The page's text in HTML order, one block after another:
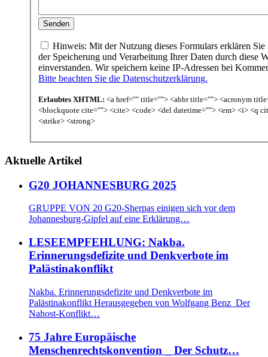
Hinweis: Mit der Nutzung dieses Formulars erklären Sie
der Speicherung und Verarbeitung Ihrer Daten durch diese
einverstanden. Wir speichern keine IP-Adressen bei
Bitte beachten Sie die Datenschutzerklärung.
Erlaubtes XHTML: <a href="" title=""> <abbr title=""> <acronym
<blockquote cite=""> <cite> <code> <del datetime=""> <em> <i> <q
<strike> <strong>
Aktuelle Artikel
G20 JOHANNESBURG 2025
GRUPPE VON 20 G20-Sherpas einigen sich vor dem
Johannesburg-Gipfel auf eine Erklärung…
LESEEMPFEHLUNG: Nakba.
Erinnerungsdefizite und Denkverbote im
Palästinakonflikt
Nakba. Erinnerungsdefizite und Denkverbote im
Palästinakonflikt Herausgegeben von Wolfgang Benz Der
Nahost-Konflikt…
75 Jahre Europäische
Menschenrechtskonvention _ Der Schutz…